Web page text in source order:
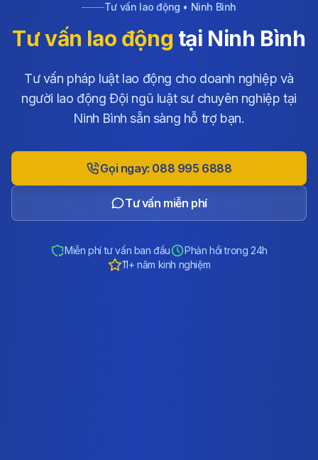
Tư vấn lao động • Ninh Bình
Tư vấn lao động tại Ninh Bình
Tư vấn pháp luật lao động cho doanh nghiệp và
người lao động Đội ngũ luật sư chuyên nghiệp tại
Ninh Bình sẵn sàng hỗ trợ bạn.
Gọi ngay: 088 995 6888
Tư vấn miễn phí
Miễn phí tư vấn ban đầu
Phản hồi trong 24h
11+ năm kinh nghiệm